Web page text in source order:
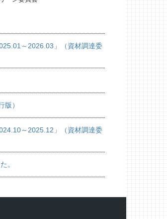
～2026.03」（資材調達委
）
～2025.12」（資材調達委
。